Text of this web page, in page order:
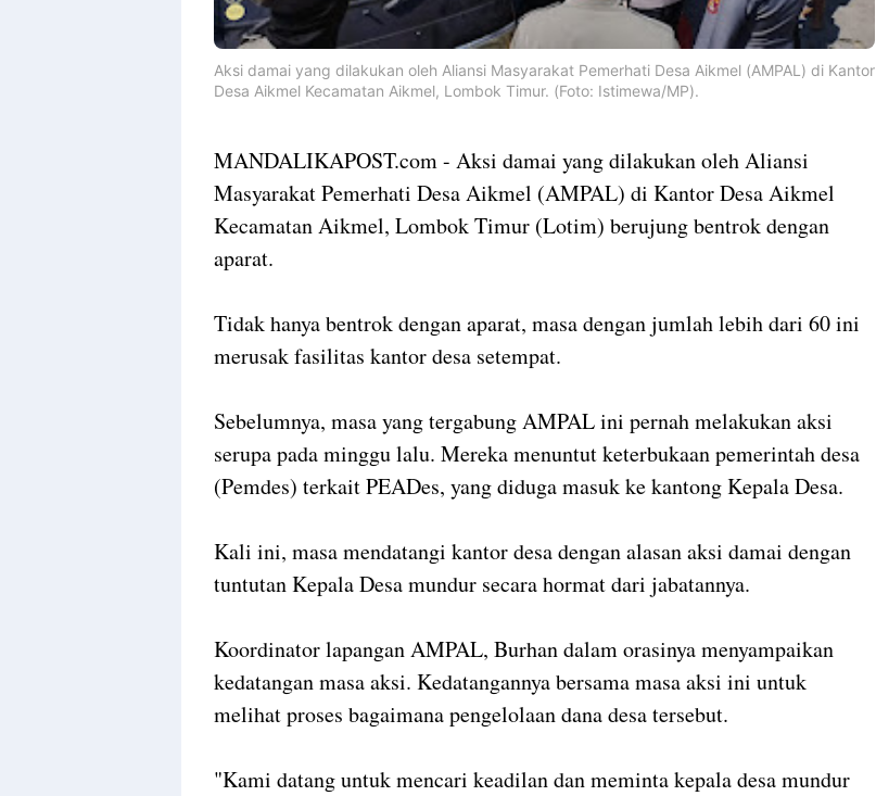
Aksi damai yang dilakukan oleh Aliansi Masyarakat Pemerhati Desa Aikmel (AMPAL) di Kantor
Desa Aikmel Kecamatan Aikmel, Lombok Timur. (Foto: Istimewa/MP).
MANDALIKAPOST.com - Aksi damai yang dilakukan oleh Aliansi
Masyarakat Pemerhati Desa Aikmel (AMPAL) di Kantor Desa Aikmel
Kecamatan Aikmel, Lombok Timur (Lotim) berujung bentrok dengan
aparat.
Tidak hanya bentrok dengan aparat, masa dengan jumlah lebih dari 60 ini
merusak fasilitas kantor desa setempat.
Sebelumnya, masa yang tergabung AMPAL ini pernah melakukan aksi
serupa pada minggu lalu. Mereka menuntut keterbukaan pemerintah desa
(Pemdes) terkait PEADes, yang diduga masuk ke kantong Kepala Desa.
Kali ini, masa mendatangi kantor desa dengan alasan aksi damai dengan
tuntutan Kepala Desa mundur secara hormat dari jabatannya.
Koordinator lapangan AMPAL, Burhan dalam orasinya menyampaikan
kedatangan masa aksi. Kedatangannya bersama masa aksi ini untuk
melihat proses bagaimana pengelolaan dana desa tersebut.
"Kami datang untuk mencari keadilan dan meminta kepala desa mundur